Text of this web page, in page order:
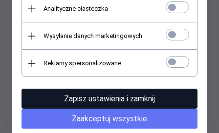
Henna Binacil żelowa - farba
Kremowy utleniacz do henny
Analityczne ciasteczka
Wysyłanie danych marketingowych
Reklamy spersonalizowane
Zapisz ustawienia i zamknij
Zaakceptuj wszystkie